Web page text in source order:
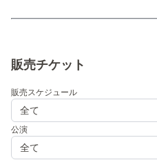
販売チケット
販売スケジュール
公演